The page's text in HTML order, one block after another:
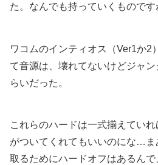
た。なんでも持っていくものです
ワコムのインティオス（Ver1か2
て音源は、壊れてないけどジャ
らいだった。
これらのハードは一式揃えてい
がついてくれてもいいのにな…ま
取るためにハードオフはあるん